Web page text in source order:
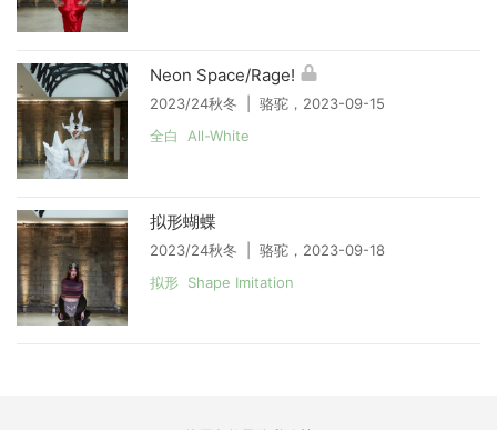
Neon Space/Rage!
2023/24秋冬 | 骆驼，2023-09-15
全白 All-White
拟形蝴蝶
2023/24秋冬 | 骆驼，2023-09-18
拟形 Shape Imitation